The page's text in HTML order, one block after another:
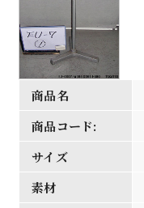
商品名
商品コード:
サイズ
素材